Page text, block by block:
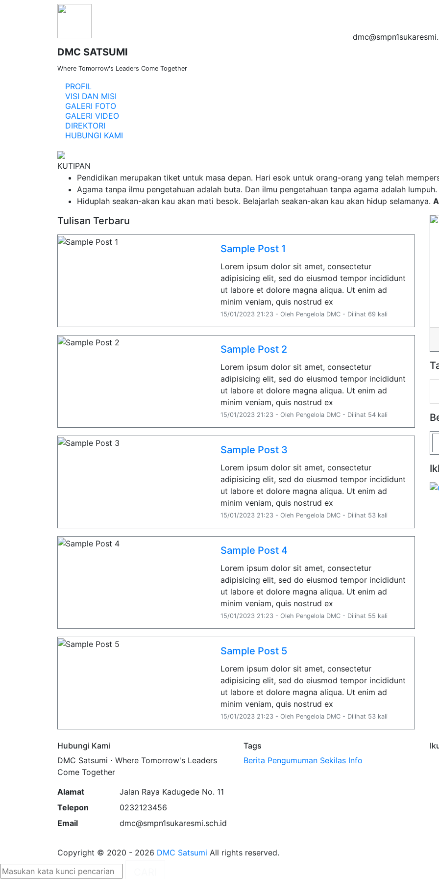
DMC SATSUMI
Where Tomorrow's Leaders Come Together
PROFIL
VISI DAN MISI
GALERI FOTO
GALERI VIDEO
DIREKTORI
HUBUNGI KAMI
KUTIPAN
Pendidikan merupakan tiket untuk masa depan. Hari esok untuk orang-orang yang telah
Agama tanpa ilmu pengetahuan adalah buta. Dan ilmu pengetahuan tanpa agama adalah lumpuh.
Hiduplah seakan-akan kau akan mati besok. Belajarlah seakan-akan kau akan hidup selamanya.
Tulisan Terbaru
Sample Post 1
Lorem ipsum dolor sit amet, consectetur
adipisicing elit, sed do eiusmod tempor incididunt
ut labore et dolore magna aliqua. Ut enim ad
minim veniam, quis nostrud ex
15/01/2023 21:23 - Oleh Pengelola DMC - Dilihat 69 kali
Sample Post 2
Lorem ipsum dolor sit amet, consectetur
adipisicing elit, sed do eiusmod tempor incididunt
ut labore et dolore magna aliqua. Ut enim ad
minim veniam, quis nostrud ex
15/01/2023 21:23 - Oleh Pengelola DMC - Dilihat 54 kali
Sample Post 3
Lorem ipsum dolor sit amet, consectetur
adipisicing elit, sed do eiusmod tempor incididunt
ut labore et dolore magna aliqua. Ut enim ad
minim veniam, quis nostrud ex
15/01/2023 21:23 - Oleh Pengelola DMC - Dilihat 53 kali
Sample Post 4
Lorem ipsum dolor sit amet, consectetur
adipisicing elit, sed do eiusmod tempor incididunt
ut labore et dolore magna aliqua. Ut enim ad
minim veniam, quis nostrud ex
15/01/2023 21:23 - Oleh Pengelola DMC - Dilihat 55 kali
Sample Post 5
Lorem ipsum dolor sit amet, consectetur
adipisicing elit, sed do eiusmod tempor incididunt
ut labore et dolore magna aliqua. Ut enim ad
minim veniam, quis nostrud ex
15/01/2023 21:23 - Oleh Pengelola DMC - Dilihat 53 kali
Hubungi Kami
DMC Satsumi ⋅ Where Tomorrow's Leaders
Come Together
Alamat
Jalan Raya Kadugede No. 11
Telepon
0232123456
Email
dmc@smpn1sukaresmi.sch.id
Tags
Berita Pengumuman Sekilas Info
Copyright © 2020 - 2026 DMC Satsumi All rights reserved.